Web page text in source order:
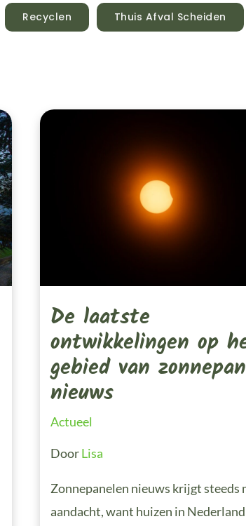
Recyclen Thuis Afval Scheiden
De laatste
ontwikkelingen op
gebied van
nieuws
Actueel
DoorLisa
Zonnepanelen nieuws krijgt steeds
aandacht, want huizen in
Zonnepanelen